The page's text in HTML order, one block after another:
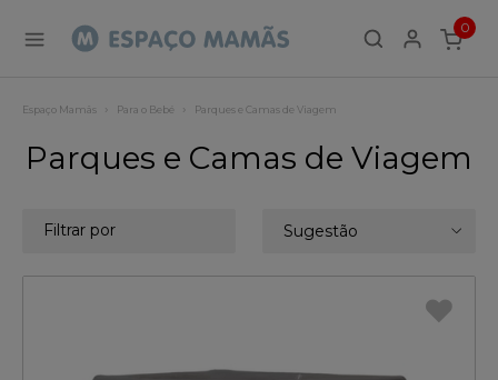
0
ITEMS
Espaço Mamãs Para o Bebé Parques e Camas de Viagem
Parques e Camas de Viagem
Sugestão
Filtrar por